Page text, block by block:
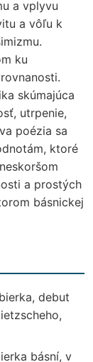
a vplyvu
a vôľu k
ku
skúmajúca
utrpenie,
poézia sa
ktoré
a prostých
básnickej
debut
básní, v